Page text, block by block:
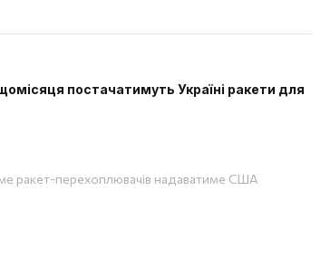
постачатимуть Україні ракети для
ракет-перехоплювачів надаватиме США